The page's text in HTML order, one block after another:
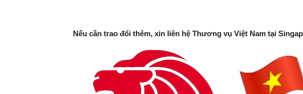
Nếu cần trao đổi thêm, xin liên hệ Thương vụ Việt Nam tại